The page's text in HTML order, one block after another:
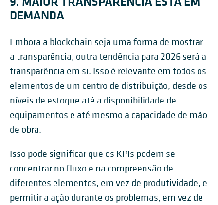
DEMANDA
Embora a blockchain seja uma forma de mostrar
a transparência, outra tendência para 2026 será a
transparência em si. Isso é relevante em todos os
elementos de um centro de distribuição, desde os
níveis de estoque até a disponibilidade de
equipamentos e até mesmo a capacidade de mão
de obra.
Isso pode significar que os KPIs podem se
concentrar no fluxo e na compreensão de
diferentes elementos, em vez de produtividade, e
permitir a ação durante os problemas, em vez de